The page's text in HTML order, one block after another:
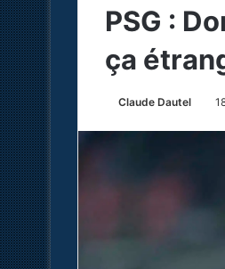
PSG :
ça
Claude Dautel